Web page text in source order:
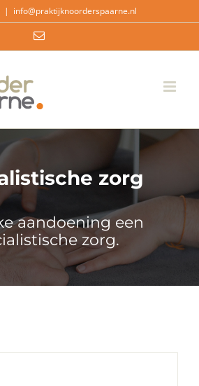
| info@praktijknoorderspaarne.nl
E-
zorg
aandoening een
zorg.